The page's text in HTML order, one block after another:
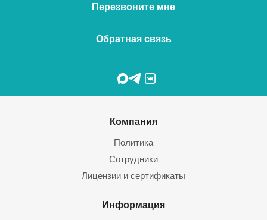
Перезвоните мне
Обратная связь
Компания
Политика
Сотрудники
Лицензии и сертификаты
Информация